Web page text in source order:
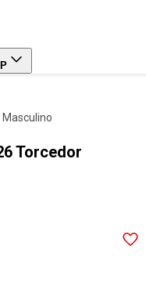
masculino
Torcedor